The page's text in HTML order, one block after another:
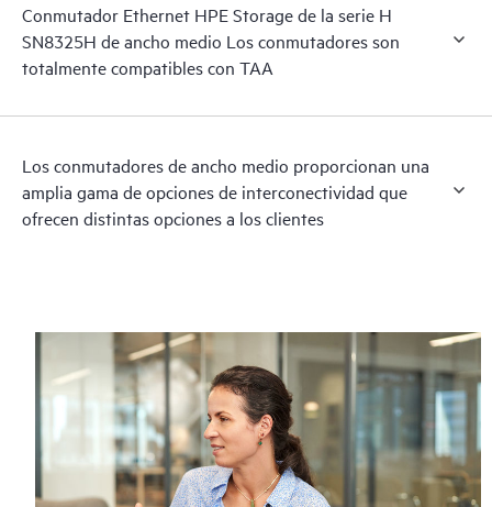
Conmutador Ethernet HPE Storage de la serie H
SN8325H de ancho medio Los conmutadores son
totalmente compatibles con TAA
Los conmutadores de ancho medio proporcionan una
amplia gama de opciones de interconectividad que
ofrecen distintas opciones a los clientes